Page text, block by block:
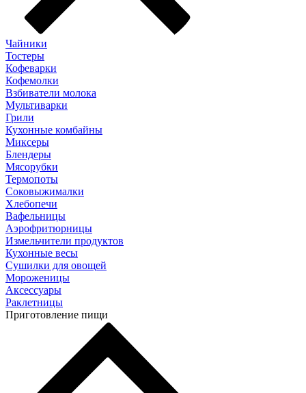
Чайники
Тостеры
Кофеварки
Кофемолки
Взбиватели молока
Мультиварки
Грили
Кухонные комбайны
Mиксеры
Блендеры
Мясорубки
Термопоты
Соковыжималки
Хлебопечи
Вафельницы
Аэрофритюрницы
Измельчители продуктов
Кухонные весы
Сушилки для овощей
Мороженицы
Аксессуары
Раклетницы
Приготовление пищи